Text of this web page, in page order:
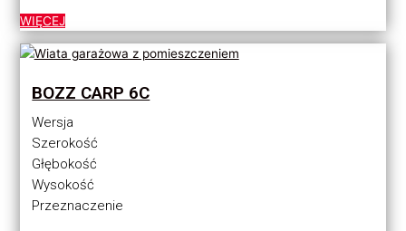
WIĘCEJ
BOZZ CARP 6C
Wersja
Szerokość
Głębokość
Wysokość
Przeznaczenie